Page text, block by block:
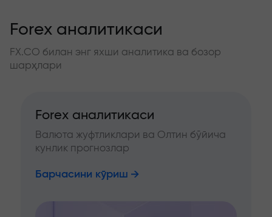
Forex аналитикаси
FX.CO билан энг яхши аналитика ва бозор
шарҳлари
Forex аналитикаси
Валюта жуфтликлари ва Олтин бўйича
кунлик прогнозлар
Барчасини кўриш